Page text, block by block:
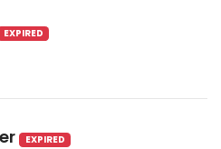
EXPIRED
EXPIRED